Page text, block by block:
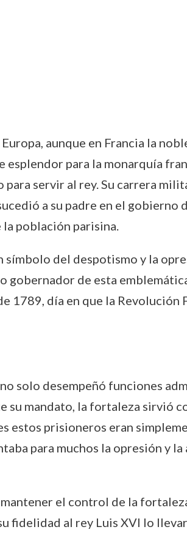
aunque en Francia la
para la monarquía
servir al rey. Su carrera
a su padre en el gobierno
población parisina.
del despotismo y la
de esta
día en que la Revolución
no solo desempeñó funciones
mandato, la fortaleza sirvió
estos prisioneros eran
para muchos la opresión y
el control de la
fidelidad al rey Luis XVI lo